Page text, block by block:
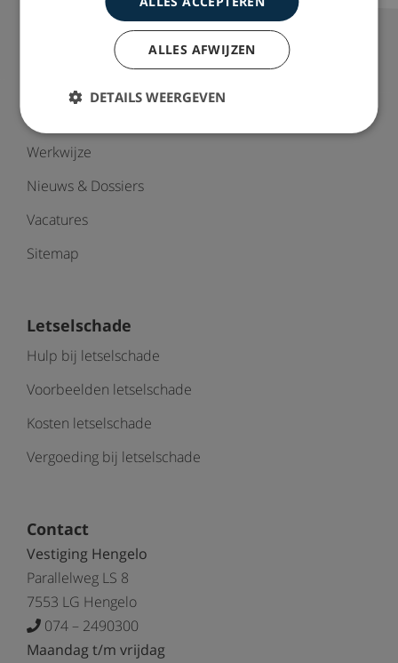
Over Drost
Werkwijze
Nieuws & Dossiers
Vacatures
Sitemap
Letselschade
Hulp bij letselschade
Voorbeelden letselschade
Kosten letselschade
Vergoeding bij letselschade
Contact
Vestiging Hengelo
Parallelweg LS 8
7553 LG Hengelo
074 – 2490300
Maandag t/m vrijdag
ALLES AFWIJZEN
DETAILS WEERGEVEN